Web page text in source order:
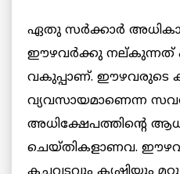
ഏതു സര്‍ക്കാര്‍
ഈഴവര്‍ക്കു
വകുപ്പാണ്. ഈഴവരുടെ
വ്യവസായമാണെന്ന
അധിക്ഷേപത്തിന്‍റെ
ചെയ്തികളാണവ.